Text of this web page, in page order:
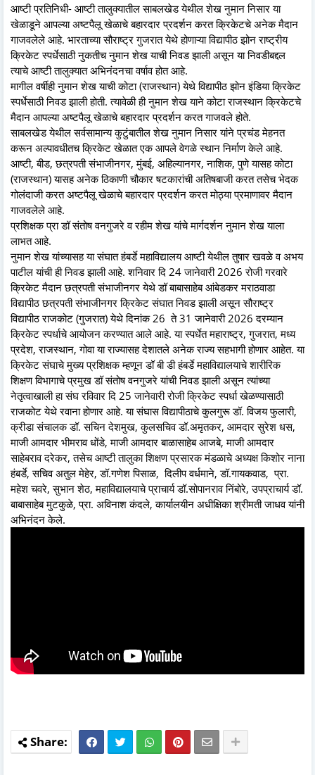
आष्टी प्रतिनिधी- आष्टी तालुक्यातील साबलखेड येथील शेख नुमान निसार या
खेळाडूने आपल्या अष्टपैलू खेळाचे बहारदार प्रदर्शन करत क्रिकेटचे अनेक मैदान
गाजवलेले आहे. भारताच्या सौराष्ट्र गुजरात येथे होणाऱ्या विद्यापीठ झोन राष्ट्रीय
क्रिकेट स्पर्धेसाठी नुकतीच नुमान शेख याची निवड झाली असून या निवडीबद्दल
त्याचे आष्टी तालुक्यात अभिनंदनचा वर्षाव होत आहे.
मागील वर्षीही नुमान शेख याची कोटा (राजस्थान) येथे विद्यापीठ झोन इंडिया क्रिकेट
स्पर्धेसाठी निवड झाली होती. त्यावेळी ही नुमान शेख याने कोटा राजस्थान क्रिकेटचे
मैदान आपल्या अष्टपैलू खेळाचे बहारदार प्रदर्शन करत गाजवले होते.
साबलखेड येथील सर्वसामान्य कुटुंबातील शेख नुमान निसार यांने प्रचंड मेहनत
करून अल्पावधीतच क्रिकेट खेळात एक आपले वेगळे स्थान निर्माण केले आहे.
आष्टी, बीड, छत्रपती संभाजीनगर, मुंबई, अहिल्यानगर, नाशिक, पुणे यासह कोटा
(राजस्थान) यासह अनेक ठिकाणी चौकार षटकारांची अतिषबाजी करत तसेच भेदक
गोलंदाजी करत अष्टपैलू खेळाचे बहारदार प्रदर्शन करत मोठ्या प्रमाणावर मैदान
गाजवलेले आहे.
प्रशिक्षक प्रा डॉ संतोष वनगुजरे व रहीम शेख यांचे मार्गदर्शन नुमान शेख याला
लाभत आहे.
नुमान शेख यांच्यासह या संघात हंबर्डे महाविद्यालय आष्टी येथील तुषार खवळे व अभय
पाटील यांची ही निवड झाली आहे. शनिवार दि 24 जानेवारी 2026 रोजी गरवारे
क्रिकेट मैदान छत्रपती संभाजीनगर येथे डॉ बाबासाहेब आंबेडकर मराठवाडा
विद्यापीठ छत्रपती संभाजीनगर क्रिकेट संघात निवड झाली असून सौराष्ट्र
विद्यापीठ राजकोट (गुजरात) येथे दिनांक 26 ते 31 जानेवारी 2026 दरम्यान
क्रिकेट स्पर्धाचे आयोजन करण्यात आले आहे. या स्पर्धेत महाराष्ट्र, गुजरात, मध्य
प्रदेश, राजस्थान, गोवा या राज्यासह देशातले अनेक राज्य सहभागी होणार आहेत. या
क्रिकेट संघाचे मुख्य प्रशिक्षक म्हणून डॉ बी डी हंबर्डे महाविद्यालयाचे शारीरिक
शिक्षण विभागाचे प्रमुख डॉ संतोष वनगुजरे यांची निवड झाली असून त्यांच्या
नेतृत्वाखाली हा संघ रविवार दि 25 जानेवारी रोजी क्रिकेट स्पर्धा खेळण्यासाठी
राजकोट येथे रवाना होणार आहे. या संघास विद्यापीठाचे कुलगुरू डॉ. विजय फुलारी,
क्रीडा संचालक डॉ. सचिन देशमुख, कुलसचिव डॉ.अमृतकर, आमदार सुरेश धस,
माजी आमदार भीमराव धोंडे, माजी आमदार बाळासाहेब आजबे, माजी आमदार
साहेबराव दरेकर, तसेच आष्टी तालुका शिक्षण प्रसारक मंडळाचे अध्यक्ष किशोर नाना
हंबर्डे, सचिव अतुल मेहेर, डॉ.गणेश पिसाळ, दिलीप वर्धमाने, डॉ.गायकवाड, प्रा.
महेश चवरे, सुभान शेठ, महाविद्यालयाचे प्राचार्य डॉ.सोपानराव निंबोरे, उपप्राचार्य डॉ.
बाबासाहेब मुटकुळे, प्रा. अविनाश कंदले, कार्यालयीन अधीक्षिका श्रीमती जाधव यांनी
अभिनंदन केले.